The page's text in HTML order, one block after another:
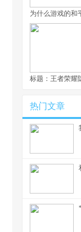
为什么游戏的和
标题：王者荣耀
热门文章